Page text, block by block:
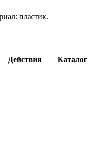
пластик.
Действия Каталог